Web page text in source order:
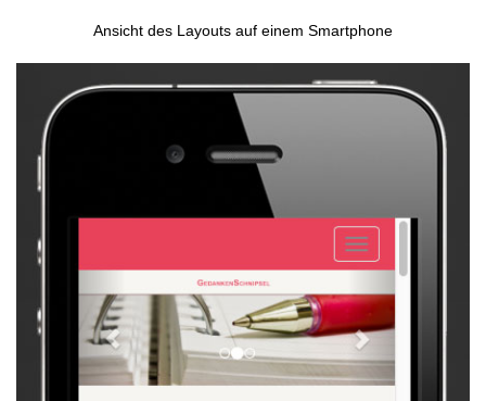
Ansicht des Layouts auf einem Smartphone